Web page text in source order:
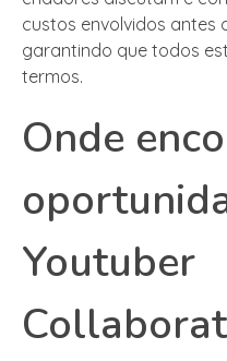
custos envolvidos antes
garantindo que todos
termos.
Onde
Youtuber